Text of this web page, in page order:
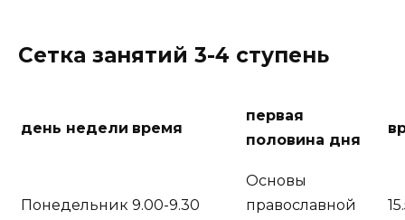
Сетка занятий 3-4 ступень
день недели время
первая
половина дня
Понедельник 9.00-9.30
Основы
православной